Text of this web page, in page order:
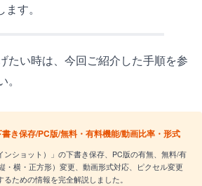
す。
たい時は、今回ご紹介した手順を参
き保存/PC版/無料・有料機能/動画比率・形式
ンショット）」の下書き保存、PC版の有無、無料/有
・横・正方形）変更、動画形式対応、ピクセル変更
ための情報を完全解説しました。